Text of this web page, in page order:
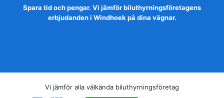
Spara tid och pengar. Vi jämför biluthyrningsföretagens
erbjudanden i Windhoek på dina vägnar.
Vi jämför alla välkända biluthyrningsföretag